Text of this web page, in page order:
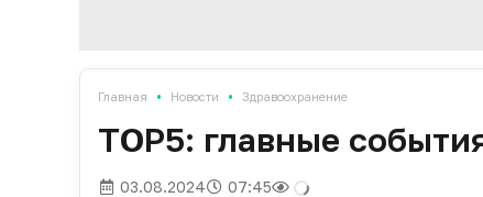
Главная • Новости • Здравоохранение
TOP5: главные
03.08.2024 07:45